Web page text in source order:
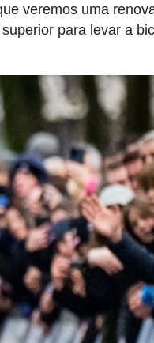
veremos uma
para levar a